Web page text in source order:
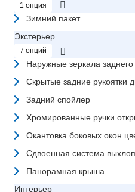
1 опция
Зимний пакет
Экстерьер
7 опций
Наружные зеркала
Скрытые задние рукоятки
Задний спойлер
Хромированные ручки
Окантовка боковых окон
Сдвоенная система
Панорамная крыша
Интерьер